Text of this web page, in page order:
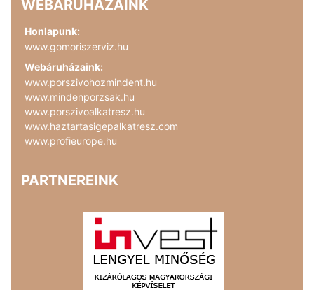
WEBÁRUHÁZAINK
Honlapunk:
www.gomoriszerviz.hu
Webáruházaink:
www.porszivohozmindent.hu
www.mindenporzsak.hu
www.porszivoalkatresz.hu
www.haztartasigepalkatresz.com
www.profieurope.hu
PARTNEREINK